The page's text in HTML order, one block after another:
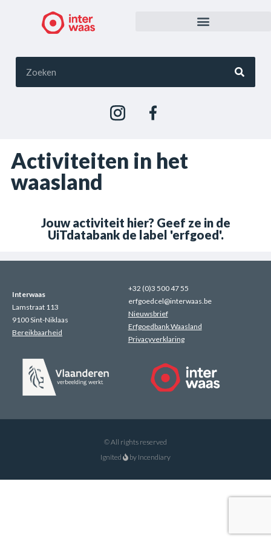
Activiteiten in het
waasland
Jouw activiteit hier? Geef ze in de
UiTdatabank de label 'erfgoed'.
Interwaas
Lamstraat 113
9100 Sint-Niklaas
Bereikbaarheid
+32 (0)3 500 47 55
erfgoedcel@interwaas.be
Nieuwsbrief
Erfgoedbank Waasland
Privacyverklaring
© All rights reserved
Ignited
by Incendiary